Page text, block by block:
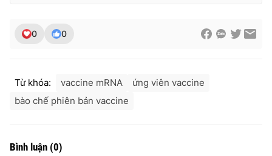
0 0
Từ khóa: vaccine mRNA
ứng viên vaccine
bào chế phiên bản vaccine
Bình luận (0)